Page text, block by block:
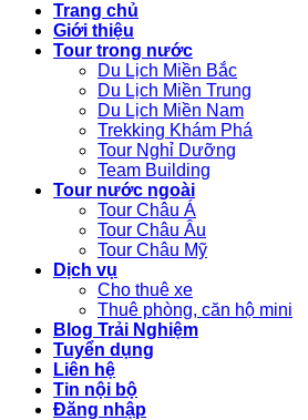
Trang chủ
Giới thiệu
Tour trong nước
Du Lịch Miền Bắc
Du Lịch Miền Trung
Du Lịch Miền Nam
Trekking Khám Phá
Tour Nghỉ Dưỡng
Team Building
Tour nước ngoài
Tour Châu Á
Tour Châu Âu
Tour Châu Mỹ
Dịch vụ
Cho thuê xe
Thuê phòng, căn hộ mini
Blog Trải Nghiệm
Tuyển dụng
Liên hệ
Tin nội bộ
Đăng nhập